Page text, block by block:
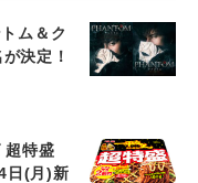
ム＆ク
決定！
超特盛
日(月)新